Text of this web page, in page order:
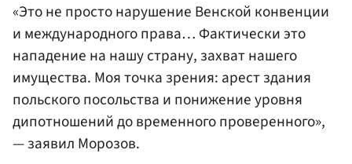
«Это не просто нарушение Венской конвенции
и международного права… Фактически это
нападение на нашу страну, захват нашего
имущества. Моя точка зрения: арест здания
польского посольства и понижение уровня
дипотношений до временного проверенного»,
— заявил Морозов.